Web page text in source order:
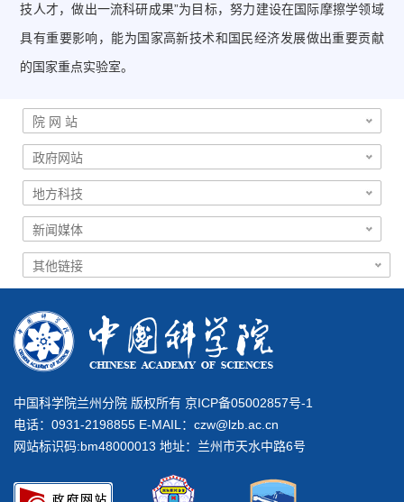
技人才，做出一流科研成果”为目标，努力建设在国际摩擦学领域
具有重要影响，能为国家高新技术和国民经济发展做出重要贡献
的国家重点实验室。
中国科学院兰州分院 版权所有 京ICP备05002857号-1
电话：0931-2198855 E-MAIL： czw@lzb.ac.cn
网站标识码:bm48000013 地址：兰州市天水中路6号